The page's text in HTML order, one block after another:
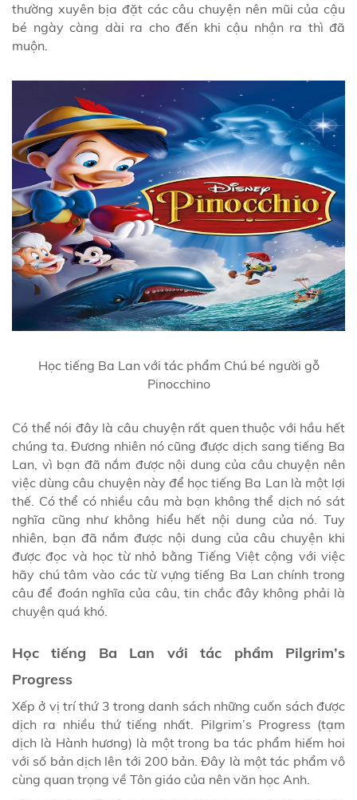
thường xuyên bịa đặt các câu chuyện nên mũi của cậu
bé ngày càng dài ra cho đến khi cậu nhận ra thì đã
muộn.
Học tiếng Ba Lan với tác phẩm Chú bé người gỗ
Pinocchino
Có thể nói đây là câu chuyện rất quen thuộc với hầu hết
chúng ta. Đương nhiên nó cũng được dịch sang tiếng Ba
Lan, vì bạn đã nắm được nội dung của câu chuyện nên
việc dùng câu chuyện này để học tiếng Ba Lan là một lợi
thế. Có thể có nhiều câu mà bạn không thể dịch nó sát
nghĩa cũng như không hiểu hết nội dung của nó. Tuy
nhiên, bạn đã nắm được nội dung của câu chuyện khi
được đọc và học từ nhỏ bằng Tiếng Việt cộng với việc
hãy chú tâm vào các từ vựng tiếng Ba Lan chính trong
câu để đoán nghĩa của câu, tin chắc đây không phải là
chuyện quá khó.
Học tiếng Ba Lan với tác phẩm Pilgrim’s
Progress
Xếp ở vị trí thứ 3 trong danh sách những cuốn sách được
dịch ra nhiều thứ tiếng nhất. Pilgrim’s Progress (tạm
dịch là Hành hương) là một trong ba tác phẩm hiếm hoi
với số bản dịch lên tới 200 bản. Đây là một tác phẩm vô
cùng quan trọng về Tôn giáo của nên văn học Anh.